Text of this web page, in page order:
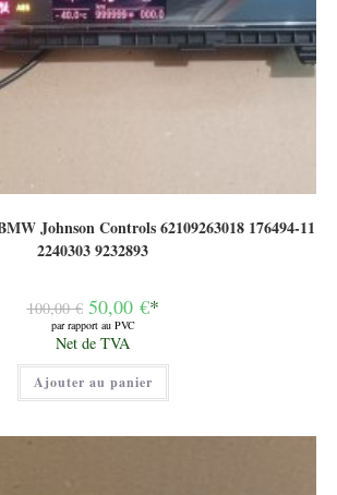
Johnson Controls 62109263018 176494-11
2240303 9232893
100,00€ Le
prix
initial
était :
100,00 €.
50,00 €*
par rapport au PVC
Le
prix
actuel
est :
50,00 €.
Net de TVA
Ajouter au panier